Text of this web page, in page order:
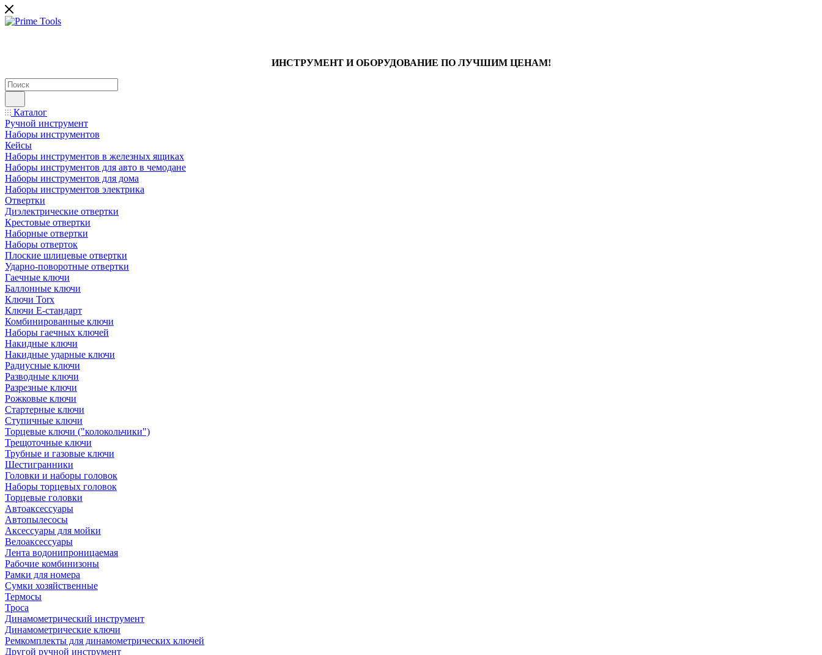
ИНСТРУМЕНТ И ОБОРУДОВАНИЕ ПО ЛУЧШИМ ЦЕНАМ!
Каталог
Ручной инструмент
Наборы инструментов
Кейсы
Наборы инструментов в железных ящиках
Наборы инструментов для авто в чемодане
Наборы инструментов для дома
Наборы инструментов электрика
Отвертки
Диэлектрические отвертки
Крестовые отвертки
Наборные отвертки
Наборы отверток
Плоские шлицевые отвертки
Ударно-поворотные отвертки
Гаечные ключи
Баллонные ключи
Ключи Torx
Ключи Е-стандарт
Комбинированные ключи
Наборы гаечных ключей
Накидные ключи
Накидные ударные ключи
Радиусные ключи
Разводные ключи
Разрезные ключи
Рожковые ключи
Стартерные ключи
Ступичные ключи
Торцевые ключи ("колокольчики")
Трещоточные ключи
Трубные и газовые ключи
Шестигранники
Головки и наборы головок
Наборы торцевых головок
Торцевые головки
Автоаксессуары
Автопылесосы
Аксессуары для мойки
Велоаксессуары
Лента водонипроницаемая
Рабочие комбинизоны
Рамки для номера
Сумки хозяйственные
Термосы
Троса
Динамометрический инструмент
Динамометрические ключи
Ремкомплекты для динамометрических ключей
Другой ручной инструмент